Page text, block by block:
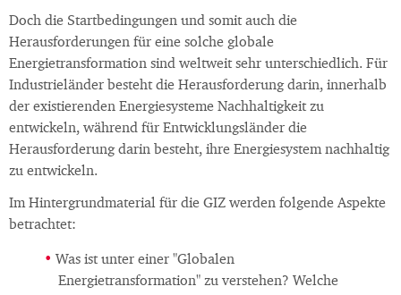
Doch die Startbedingungen und somit auch die
Herausforderungen für eine solche globale
Energietransformation sind weltweit sehr unterschiedlich. Für
Industrieländer besteht die Herausforderung darin, innerhalb
der existierenden Energiesysteme Nachhaltigkeit zu
entwickeln, während für Entwicklungsländer die
Herausforderung darin besteht, ihre Energiesystem nachhaltig
zu entwickeln.
Im Hintergrundmaterial für die GIZ werden folgende Aspekte
betrachtet:
Was ist unter einer "Globalen
Energietransformation" zu verstehen? Welche